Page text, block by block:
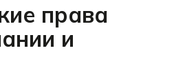
права
и